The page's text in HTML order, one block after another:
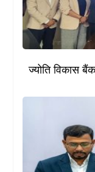
ज्योति विकास